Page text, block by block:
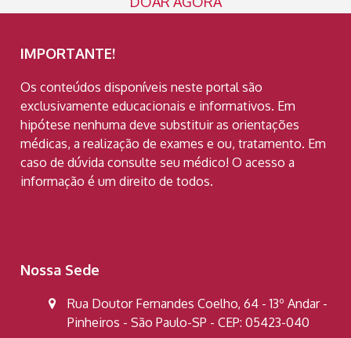
IMPORTANTE!
Os conteúdos disponíveis neste portal são
exclusivamente educacionais e informativos. Em
hipótese nenhuma deve substituir as orientações
médicas, a realização de exames e ou, tratamento. Em
caso de dúvida consulte seu médico! O acesso a
informação é um direito de todos.
Nossa Sede
Rua Doutor Fernandes Coelho, 64 - 13º Andar -
Pinheiros - São Paulo-SP - CEP: 05423-040